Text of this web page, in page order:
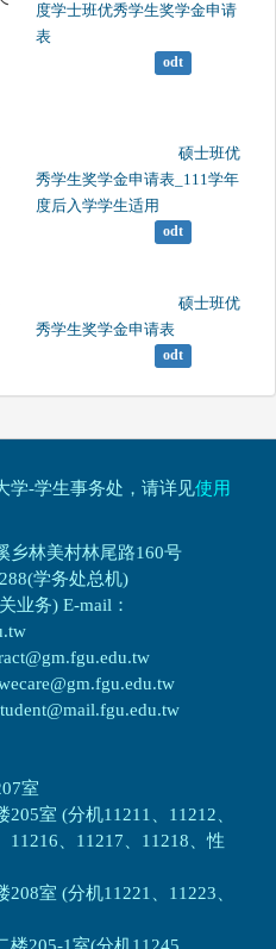
度学士班优秀学生奖学金申请
表
odt
秀学生奖学金申请表_111学年
度后入学学生适用
odt
秀学生奖学金申请表
odt
学-学生事务处，请详见使用
乡林美村林尾路160号
学务处总机)
业务) E-mail：
室
205室 (分机11211、11212、
11216、11217、11218、性
208室 (分机11221、11223、
楼205-1室(分机11245、